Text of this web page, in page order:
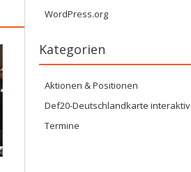
WordPress.org
Kategorien
Aktionen & Positionen
Def20-Deutschlandkarte interaktiv
Termine